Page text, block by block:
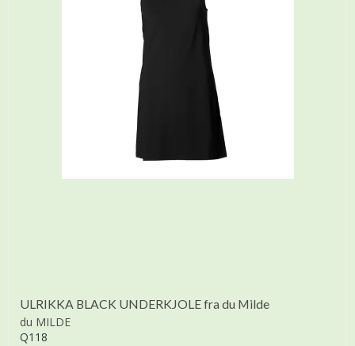
ULRIKKA BLACK UNDERKJOLE fra du Milde
du MILDE
Q118